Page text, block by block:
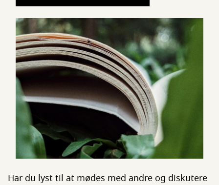
Har du lyst til at mødes med andre og diskutere